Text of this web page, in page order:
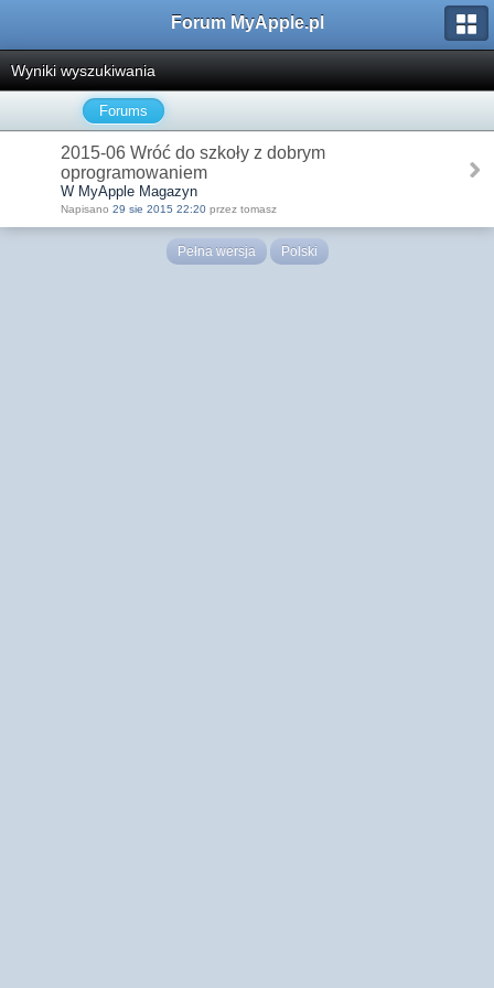
Forum MyApple.pl
Wyniki wyszukiwania
Forums
2015-06 Wróć do szkoły z dobrym
oprogramowaniem
W MyApple Magazyn
Napisano 29 sie 2015 22:20 przez tomasz
Pełna wersja Polski